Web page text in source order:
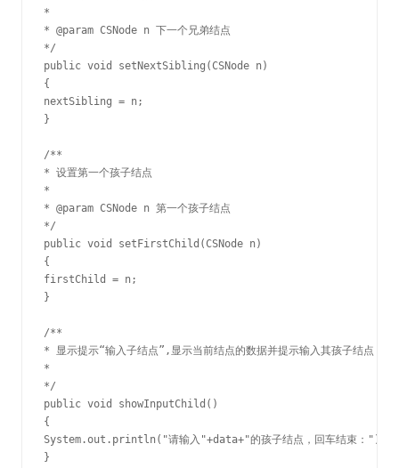
*
* @param CSNode n 下一个兄弟结点
*/
public void setNextSibling(CSNode n)
{
nextSibling = n;
}
/**
* 设置第一个孩子结点
*
* @param CSNode n 第一个孩子结点
*/
public void setFirstChild(CSNode n)
{
firstChild = n;
}
/**
* 显示提示“输入子结点”,显示当前结点的数据并提示输入其孩子结点
*
*/
public void showInputChild()
{
System.out.println("请输入"+data+"的孩子结点，回车结束：");
}